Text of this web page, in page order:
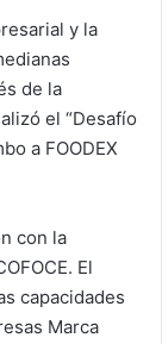
y la
de la
el “Desafío
a FOODEX
con la
El
capacidades
Marca